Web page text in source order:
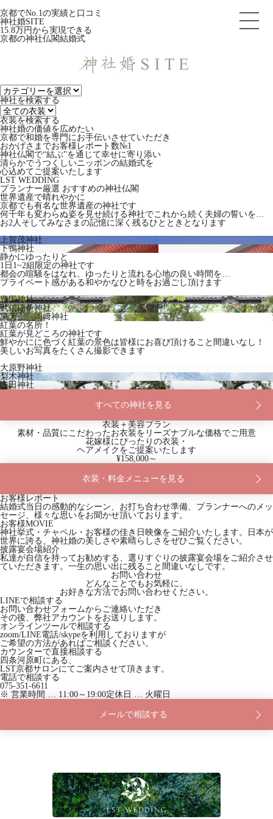
京都でNo.1の実績と口コミ
神社婚SITE
15.8万円から実現できる
京都の神社仏閣結婚式
神社を検索する
衣装を検索する
神社婚の価値を広めたい
京都で和婚を専門にお手伝いさせていただき
おかげさまでお客様レポート数№1
神社仏閣で“結ぶ”を通じて幸せに寄り添い
清らかでうつくしいニッポンの結婚式を
心込めてご提案いたします
LST WEDDING
プランナー厳選 おすすめの神社仏閣
世界遺産で晴れやかに
京都でも有名な世界遺産の神社です
何千年も変わらぬ姿を見せ続ける神社でこれから続く夫婦の誓いを…
お2人そしてみなさまの記憶に深く残るひとときとなります
上賀茂神社
下鴨神社
静かにゆったりと
1日1~2組限定の神社です
都会の喧騒をはなれ、ゆったりと流れる心地の良い時間を…
プライベート感がある和やかなひと時をお過ごし頂けます
豊国神社
武信稲荷神社
東天王 岡﨑神社
紅葉の名所！
紅葉が見どころの神社です
鮮やかにに色づく紅葉の景色は皆様にお喜び頂けること間違いなし！
美しいお写真をたくさん撮影できます
大原野神社
梨木神社
吉田神社
すべての神社を見る
衣装＋美容プラン
素材・品質にこだわったお衣装をリーズナブルな価格でご用意
花嫁様にぴったりの衣装・
ヘアメイクをご提案いたします
¥158,000～
衣装・料金メニューを見る
お客様レポート
結婚式当日の感動的なシーン、お打ち合わせ準備、プランナーへのメッ
セージ、様々な思いをお聞かせ頂いております。
お客様MOVIE
神社挙式・チャペル・お客様の佳き日映像をご紹介いたします。日本が
世界に誇る、神社婚の美しさや素晴らしさをぜひご覧ください。
披露宴会場紹介
私達が自信を持ってお勧めする、選りすぐりの披露宴会場をご紹介させ
ていただきます。一生の思い出に残ること間違いなしです。
お問い合わせ
どんなことでもお気軽に、
お好きな方法でお問い合わせください。
LINEで相談する
お問い合わせフォームからご連絡いただき
その後、弊社アカウントをお送りします。
オンラインツールで相談する
zoom/LINE電話/skypeを利用しておりますが
ご希望の方法があればご相談ください。
カウンターで直接相談する
四条河原町にある、
LST京都サロンにてご案内させて頂きます。
電話で相談する
075-351-6611
※ 営業時間 … 11:00～19:00定休日 … 火曜日
メールで相談する